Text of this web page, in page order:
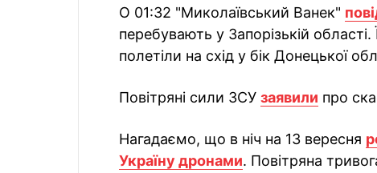
О 01:32 "Миколаївський Ванек"
перебувають у Запорізькій
полетіли на схід у бік Донецької
Повітряні сили ЗСУ заявили про
Нагадаємо, що в ніч на 13 вересня
Україну дронами. Повітряна